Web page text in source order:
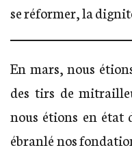
se réformer, la
En mars, nous
des tirs de
nous étions en état
ébranlé nos